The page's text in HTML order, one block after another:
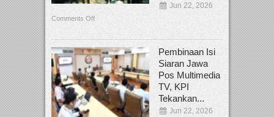
Jun 22, 2026
Comments Off
Pembinaan Isi
Siaran Jawa
Pos Multimedia
TV, KPI
Tekankan...
Jun 22, 2026